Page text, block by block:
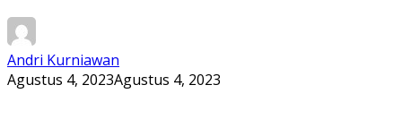
Andri Kurniawan
Agustus 4, 2023Agustus 4, 2023